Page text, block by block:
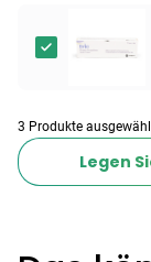
3 Produkte
Legen